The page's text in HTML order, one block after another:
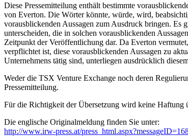
Diese Pressemitteilung enthält bestimmte
von Everton. Die Wörter könnte, würde, wird,
vorausblickenden Aussagen zum Ausdruck bringen. Es
unterscheiden, die in solchen vorausblickenden
Zeitpunkt der Veröffentlichung dar. Da Everton
verpflichtet ist, diese vorausblickenden Aussagen zu
Unternehmens tätig sind, unterliegen ausdrücklich
Weder die TSX Venture Exchange noch deren
Pressemitteilung.
Für die Richtigkeit der Übersetzung wird keine Haftung
Die englische Originalmeldung finden Sie unter:
http://www.irw-press.at/